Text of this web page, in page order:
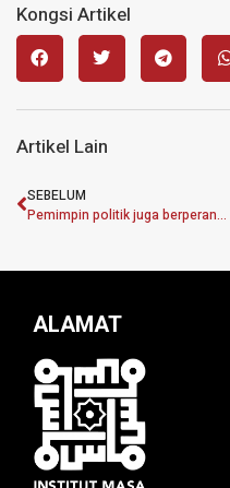
Kongsi Artikel
Artikel Lain
SEBELUM
Pemimpin politik juga berperanan martabatkan bahasa Melayu
ALAMAT